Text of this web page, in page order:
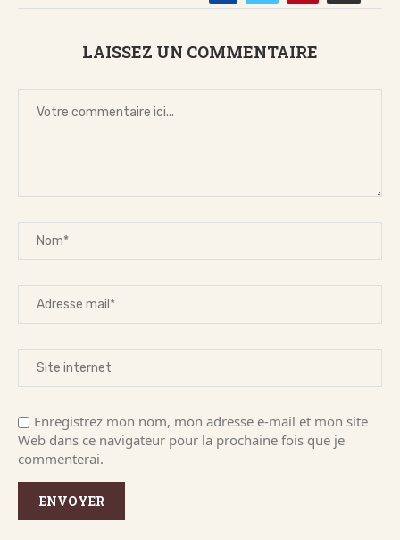
LAISSEZ UN COMMENTAIRE
Enregistrez mon nom, mon adresse e-mail et mon site
Web dans ce navigateur pour la prochaine fois que je
commenterai.